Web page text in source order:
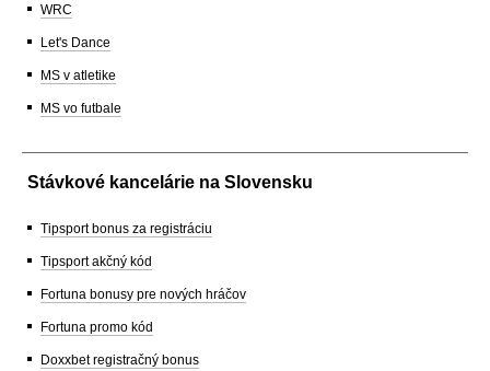
WRC
Let's Dance
MS v atletike
MS vo futbale
Stávkové kancelárie na Slovensku
Tipsport bonus za registráciu
Tipsport akčný kód
Fortuna bonusy pre nových hráčov
Fortuna promo kód
Doxxbet registračný bonus